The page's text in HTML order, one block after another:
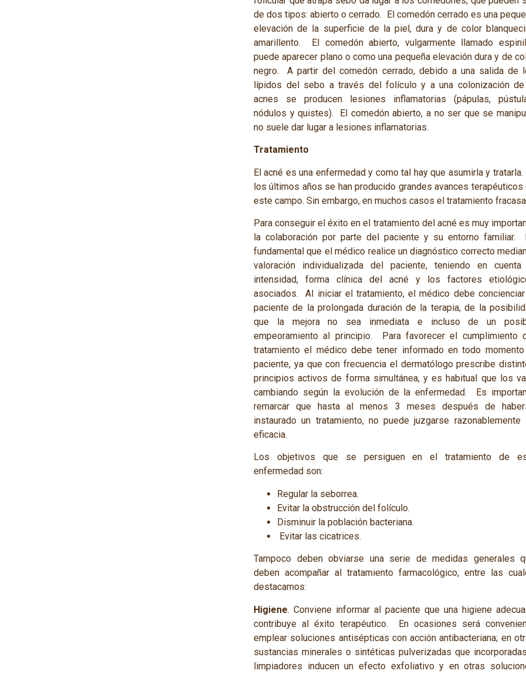
de dos tipos: abierto o cerrado. El comedón cerrado es una
elevación de la superficie de la piel, dura y de color
amarillento. El comedón abierto, vulgarmente llamado
puede aparecer plano o como una pequeña elevación dura y de
negro. A partir del comedón cerrado, debido a una salida de
lípidos del sebo a través del folículo y a una colonización de
acnes se producen lesiones inflamatorias (pápulas,
nódulos y quistes). El comedón abierto, a no ser que se
no suele dar lugar a lesiones inflamatorias.
Tratamiento
El acné es una enfermedad y como tal hay que asumirla y tratarla.
los últimos años se han producido grandes avances terapéuticos
este campo. Sin embargo, en muchos casos el tratamiento
Para conseguir el éxito en el tratamiento del acné es muy
la colaboración por parte del paciente y su entorno familiar.
fundamental que el médico realice un diagnóstico correcto
valoración individualizada del paciente, teniendo en
intensidad, forma clínica del acné y los factores
asociados. Al iniciar el tratamiento, el médico debe
paciente de la prolongada duración de la terapia, de la
que la mejora no sea inmediata e incluso de un
empeoramiento al principio. Para favorecer el cumplimiento
tratamiento el médico debe tener informado en todo
paciente, ya que con frecuencia el dermatólogo prescribe
principios activos de forma simultánea, y es habitual que los
cambiando según la evolución de la enfermedad. Es
remarcar que hasta al menos 3 meses después de
instaurado un tratamiento, no puede juzgarse razonablemente
eficacia.
Los objetivos que se persiguen en el tratamiento de
enfermedad son:
Regular la seborrea.
­Evitar la obstrucción del folículo.
­Disminuir la población bacteriana.
­ Evitar las cicatrices.
Tampoco deben obviarse una serie de medidas generales
deben acompañar al tratamiento farmacológico, entre las
destacamos:
Higiene. Conviene informar al paciente que una higiene
contribuye al éxito terapéutico. En ocasiones será
emplear soluciones antisépticas con acción antibacteriana; en
sustancias minerales o sintéticas pulverizadas que
limpiadores inducen un efecto exfoliativo y en otras